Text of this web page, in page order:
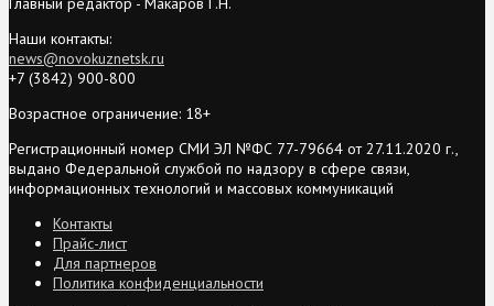
Наши контакты:
news@novokuznetsk.ru
+7 (3842) 900-800
Возрастное ограничение: 18+
Регистрационный номер СМИ ЭЛ №ФС 77-79664 от 27.11.2020 г.,
выдано Федеральной службой по надзору в сфере связи,
информационных технологий и массовых коммуникаций
Контакты
Прайс-лист
Для партнеров
Политика конфиденциальности